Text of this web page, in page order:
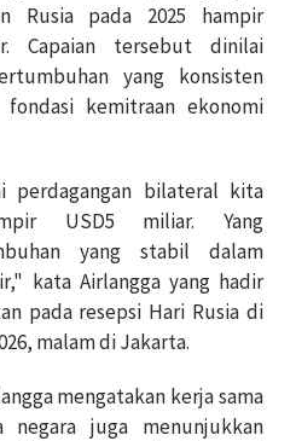
Rusia pada 2025 hampir
Capaian tersebut dinilai
yang konsisten
kemitraan ekonomi
perdagangan bilateral kita
USD5 miliar. Yang
yang stabil dalam
kata Airlangga yang hadir
pada resepsi Hari Rusia di
malam di Jakarta.
mengatakan kerja sama
negara juga menunjukkan